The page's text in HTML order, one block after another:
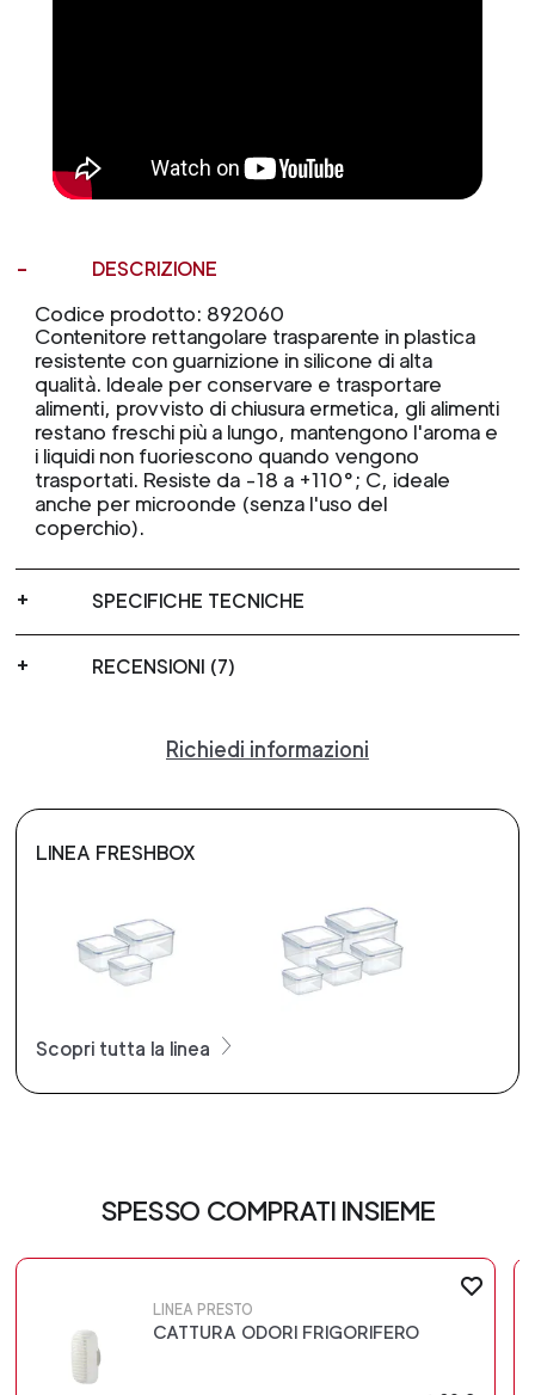
DESCRIZIONE
Codice prodotto: 892060
Contenitore rettangolare trasparente in plastica
resistente con guarnizione in silicone di alta
qualità. Ideale per conservare e trasportare
alimenti, provvisto di chiusura ermetica, gli alimenti
restano freschi più a lungo, mantengono l'aroma e
i liquidi non fuoriescono quando vengono
trasportati. Resiste da -18 a +110°; C, ideale
anche per microonde (senza l'uso del
coperchio).
SPECIFICHE TECNICHE
RECENSIONI (7)
Richiedi informazioni
LINEA FRESHBOX
Scopri tutta la linea
SPESSO COMPRATI INSIEME
LINEA PRESTO
CATTURA ODORI FRIGORIFERO